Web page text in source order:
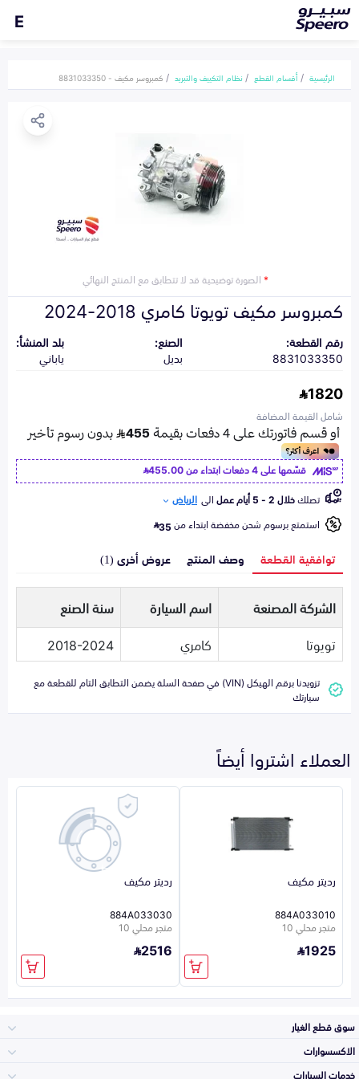
E
الرئيسية أقسام القطع نظام التكييف والتبريد كمبروسر مكيف - 8831033350
*الصورة توضيحية قد لا تتطابق مع المنتج النهائي
كمبروسر مكيف تويوتا كامري 2018-2024
رقم القطعة:
8831033350
الصنع:
بديل
بلد المنشأ:
ياباني
1820
شامل القيمة المضافة
قسّمها على 4 دفعات ابتداء من
455.00
تصلكخلال 2 - 5 أيام عمل الى الرياض
استمتع برسوم شحن مخفضة ابتداء من35
توافقية القطعة وصف المنتج عروض أخرى (1)
الشركة المصنعة اسم السيارة
سنة الصنع
تويوتا
كامري 2018-2024
تزويدنا برقم الهيكل (VIN) في صفحة السلة يضمن التطابق التام للقطعة مع
سيارتك
العملاء اشتروا أيضاً
رديتر مكيف
884A033010
متجر محلي 10
1925
رديتر مكيف
884A033030
متجر محلي 10
2516
سوق قطع الغيار
الاكسسوارات
خدمات السيارات